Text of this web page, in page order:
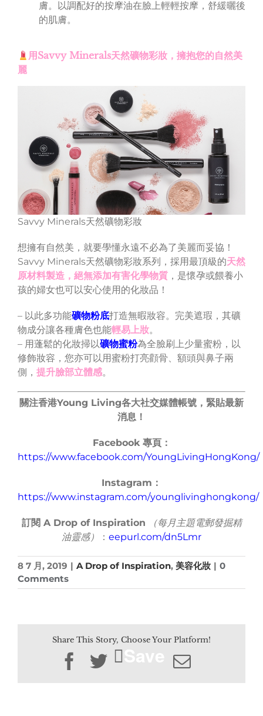
膚。以調配好的按摩油在臉上輕輕按摩，舒緩曬後
的肌膚。
用Savvy Minerals天然礦物彩妝，擁抱您的自然美
麗
Savvy Minerals天然礦物彩妝
想擁有自然美，就要學懂永遠不必為了美麗而妥協！
Savvy Minerals天然礦物彩妝系列，採用最頂級的天然
原材料製造，絕無添加有害化學物質 ，是懷孕或餵養小
孩的婦女也可以安心使用的化妝品！
– 以此多功能礦物粉底打造無暇妝容。完美遮瑕，其礦
物成分讓各種膚色也能輕易上妝。
– 用蓬鬆的化妝掃以礦物蜜粉為全臉刷上少量蜜粉，以
修飾妝容，您亦可以用蜜粉打亮顴骨、額頭與鼻子兩
側， 提升臉部立體感。
關注香港Young Living各大社交媒體帳號，緊貼最新
消息！
Facebook 專頁：
https://www.facebook.com/YoungLivingHongKong/
Instagram：
https://www.instagram.com/younglivinghongkong/
訂閱 A Drop of Inspiration
（每月主題電郵發掘精
油靈感）
： eepurl.com/dn5Lmr
8 7 月, 2019 | A Drop of Inspiration, 美容化妝 | 0
Comments
Share This Story, Choose Your Platform!
Facebook
Twitter Email